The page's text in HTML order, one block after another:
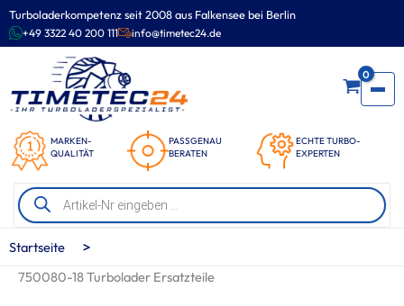
Turboladerkompetenz seit 2008 aus Falkensee bei Berlin
+49 3322 40 200 111 info@timetec24.de
MARKEN-
QUALITÄT
PASSGENAU
BERATEN
ECHTE TURBO-
EXPERTEN
0
Products
search
Zum
Inhalt
springen
Startseite >
750080-18 Turbolader Ersatzteile